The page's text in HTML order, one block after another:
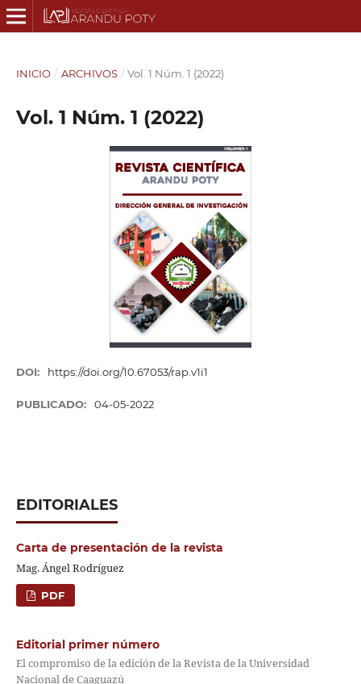
INICIO / ARCHIVOS / Vol. 1 Núm. 1 (2022)
Vol. 1 Núm. 1 (2022)
DOI: https://doi.org/10.67053/rap.v1i1
PUBLICADO: 04-05-2022
EDITORIALES
Carta de presentación de la revista
Mag. Ángel Rodríguez
PDF
Editorial primer número
El compromiso de la edición de la Revista de la Universidad
Nacional de Caaguazú